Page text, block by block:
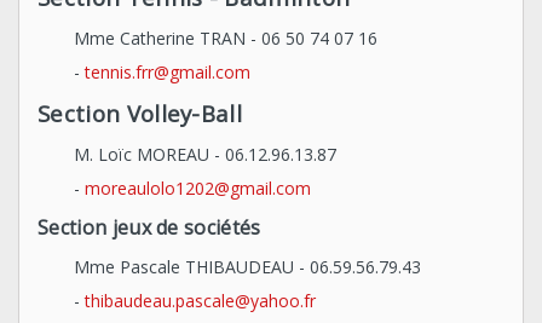
Mme Catherine TRAN - 06 50 74 07 16
-tennis.frr@gmail.com
Section Volley-Ball
M. Loïc MOREAU - 06.12.96.13.87
- moreaulolo1202@gmail.com
Section jeux de sociétés
Mme Pascale THIBAUDEAU - 06.59.56.79.43
-thibaudeau.pascale@yahoo.fr